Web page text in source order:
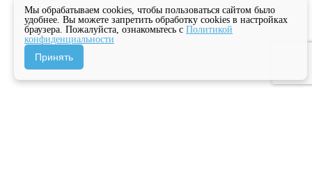
Мы обрабатываем cookies, чтобы пользоваться сайтом было
удобнее. Вы можете запретить обработку cookies в настройках
браузера. Пожалуйста, ознакомьтесь с Политикой
конфиденциальности
Принять